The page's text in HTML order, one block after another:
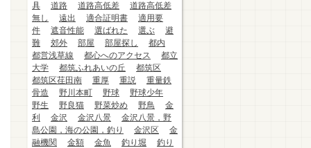
具
道路 道路高低差
道路高低差
無し
遠出 適合証明書
適用要
件
遮音性能 選ばれた 選ぶ
避
難
郊外 部屋 部屋探し
都内
都営浅草線
都心へのアクセス
都立
大学
都筑ふれあいの丘
都筑区
都筑区荏田南
重厚 重説
重量鉄
骨造
野川本町 野球
野球少年
野生
野良猫 野菜炒め 野鳥
金
利
金沢 金沢八景
金沢八景，野
島公園，海の公園，釣り
金沢区
金
融機関
金額 金魚 釣り堀
釣り